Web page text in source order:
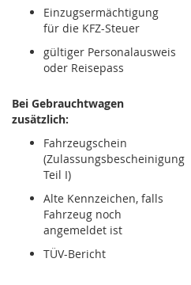
Einzugsermächtigung
für die KFZ-Steuer
gültiger Personalausweis
oder Reisepass
Bei Gebrauchtwagen
zusätzlich:
Fahrzeugschein
(Zulassungsbescheinigung
Teil I)
Alte Kennzeichen, falls
Fahrzeug noch
angemeldet ist
TÜV-Bericht